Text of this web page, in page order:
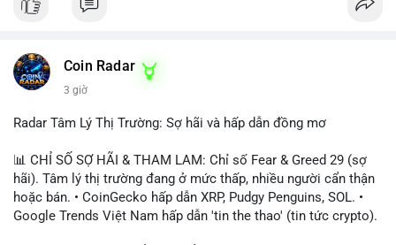
#vlikevn #titanbot
Coin Radar
3 giờ
Radar Tâm Lý Thị Trường: Sợ hãi và hấp dẫn đồng mơ
📊 CHỈ SỐ SỢ HÃI & THAM LAM: Chỉ số Fear & Greed 29 (sợ
hãi). Tâm lý thị trường đang ở mức thấp, nhiều người cẩn thận
hoặc bán. • CoinGecko hấp dẫn XRP, Pudgy Penguins, SOL. •
Google Trends Việt Nam hấp dẫn 'tin the thao' (tin tức crypto).